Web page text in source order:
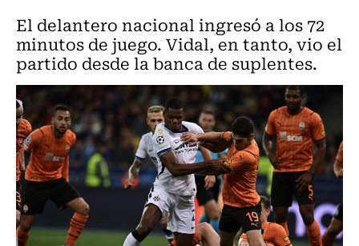
El delantero nacional ingresó a los 72
minutos de juego. Vidal, en tanto, vio el
partido desde la banca de suplentes.